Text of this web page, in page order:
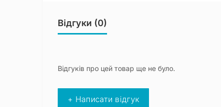
Відгуки (0)
Відгуків про цей товар ще не було.
+ Написати відгук